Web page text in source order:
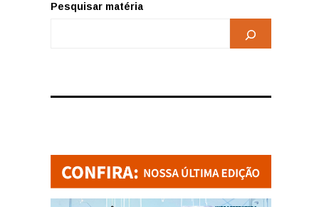
Pesquisar matéria